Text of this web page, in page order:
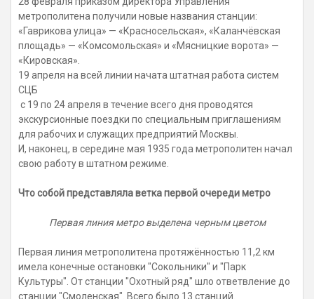
метрополитена получили новые названия станции:
«Гаврикова улица» — «Красносельская», «Каланчёвская
площадь» — «Комсомольская» и «Мясницкие ворота» —
«Кировская».
19 апреля на всей линии начата штатная работа систем
СЦБ
с 19 по 24 апреля в течение всего дня проводятся
экскурсионные поездки по специальным приглашениям
для рабочих и служащих предприятий Москвы.
И, наконец, в середине мая 1935 года метрополитен начал
свою работу в штатном режиме.
Что собой представляла ветка первой очереди метро
Первая линия метро выделена черным цветом
Первая линия метрополитена протяжённостью 11,2 км
имела конечные остановки "Сокольники" и "Парк
Культуры". От станции "Охотный ряд" шло ответвление до
станции "Смоленская". Всего было 13 станций.